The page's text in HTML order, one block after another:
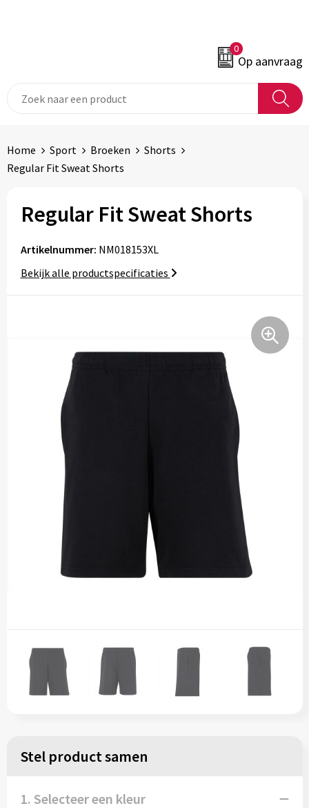
0
Op aanvraag
Home Sport Broeken
Shorts
Regular Fit Sweat Shorts
Regular Fit Sweat Shorts
Artikelnummer: NM018153XL
Bekijk alle productspecificaties
Stel product samen
1. Selecteer een kleur